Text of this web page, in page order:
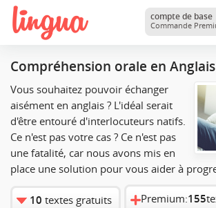
compte de base
Commande
Compréhension orale en Anglais
Vous souhaitez pouvoir échanger
aisément en anglais ? L'idéal serait
d'être entouré d'interlocuteurs natifs.
Ce n'est pas votre cas ? Ce n'est pas
une fatalité, car nous avons mis en
place une solution pour vous aider à
10 textes gratuits Premium:155